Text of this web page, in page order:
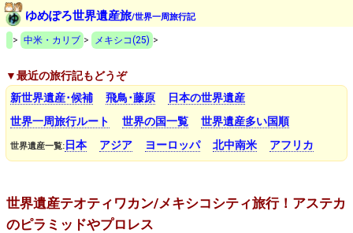
ゆめぽろ世界遺産旅/世界一周旅行記
> 中米・カリブ > メキシコ(25) >
▼最近の旅行記もどうぞ
新世界遺産･候補
飛鳥･藤原
日本の世界遺産
世界一周旅行ルート
世界の国一覧 世界遺産多い国順
世界遺産一覧: 日本 アジア ヨーロッパ 北中南米 アフリカ
世界遺産テオティワカン/メキシコシティ旅行！アステカ
のピラミッドやプロレス